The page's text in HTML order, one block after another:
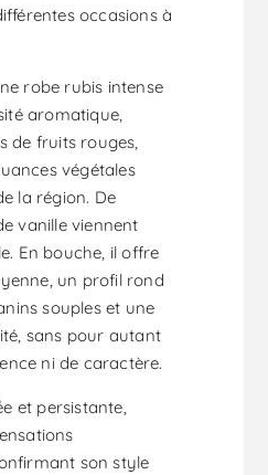
occasions à
robe rubis intense
aromatique,
de fruits rouges,
végétales
la région. De
vanille viennent
En bouche, il offre
un profil rond
souples et une
sans pour autant
ni de caractère.
et persistante,
son style